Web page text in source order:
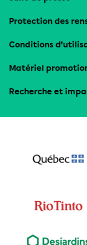
Protection des
Conditions
Matériel
Recherche et